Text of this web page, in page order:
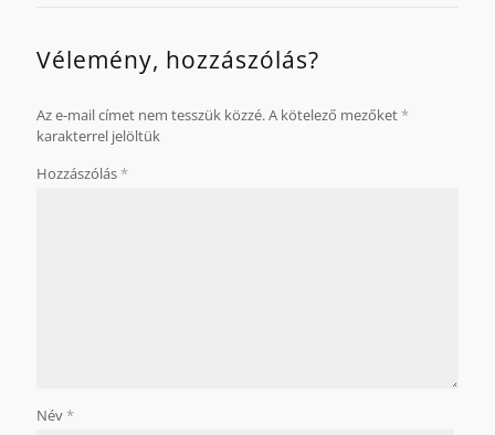
Vélemény, hozzászólás?
Az e-mail címet nem tesszük közzé.A kötelező mezőket*
karakterrel jelöltük
Hozzászólás*
Név*